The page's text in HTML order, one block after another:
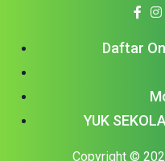
Daftar
YUK
Copyright ©